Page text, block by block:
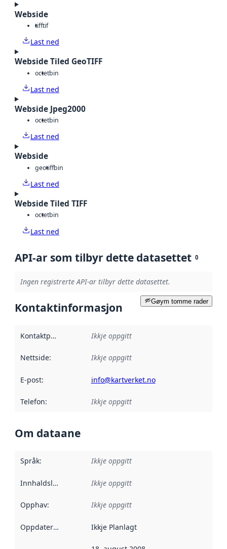
Webside
tifftif
Last ned
Webside Tiled GeoTIFF
octetbin
Last ned
Webside Jpeg2000
octetbin
Last ned
Webside
geotiffbin
Last ned
Webside Tiled TIFF
octetbin
Last ned
API-ar som tilbyr dette datasettet 0
Ingen registrerte API-ar tilbyr dette datasettet.
Gøym tomme rader
Kontaktinformasjon
Kontaktpunkt Ikkje oppgitt
Nettside: Ikkje oppgitt
E-post: info@kartverket.no
Telefon: Ikkje oppgitt
Om dataane
Språk: Ikkje oppgitt
Innhaldsleverandørar :
Ikkje oppgitt
Opphav: Ikkje oppgitt
Oppdateringsfrekvens :
Ikkje Planlagt